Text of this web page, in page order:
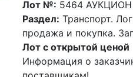
Лот №: 5464 АУКЦИОН
Раздел: Транспорт.
продажа и покупка.
Лот с открытой ценой
Информация о